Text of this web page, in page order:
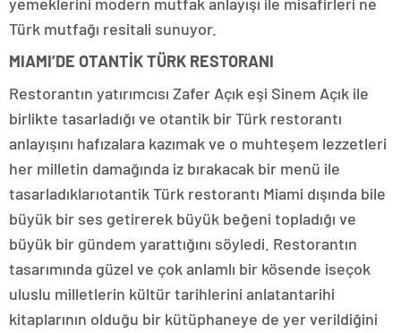
Türk mutfağı resitali sunuyor.
MIAMI’DE OTANTİK TÜRK RESTORANI
Restorantın yatırımcısı Zafer Açık eşi Sinem Açık ile
birlikte tasarladığı ve otantik bir Türk restorantı
anlayışını hafızalara kazımak ve o muhteşem lezzetleri
her milletin damağında iz bırakacak bir menü ile
tasarladıklarıotantik Türk restorantı Miami dışında bile
büyük bir ses getirerek büyük beğeni topladığı ve
büyük bir gündem yarattığını söyledi. Restorantın
tasarımında güzel ve çok anlamlı bir kösende iseçok
uluslu milletlerin kültür tarihlerini anlatantarihi
kitaplarının olduğu bir kütüphaneye de yer verildiğini